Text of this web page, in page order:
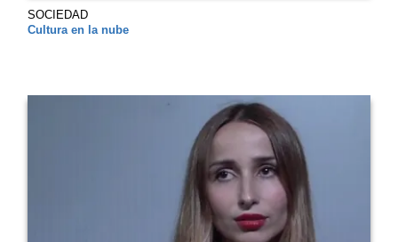
SOCIEDAD
Cultura en la nube